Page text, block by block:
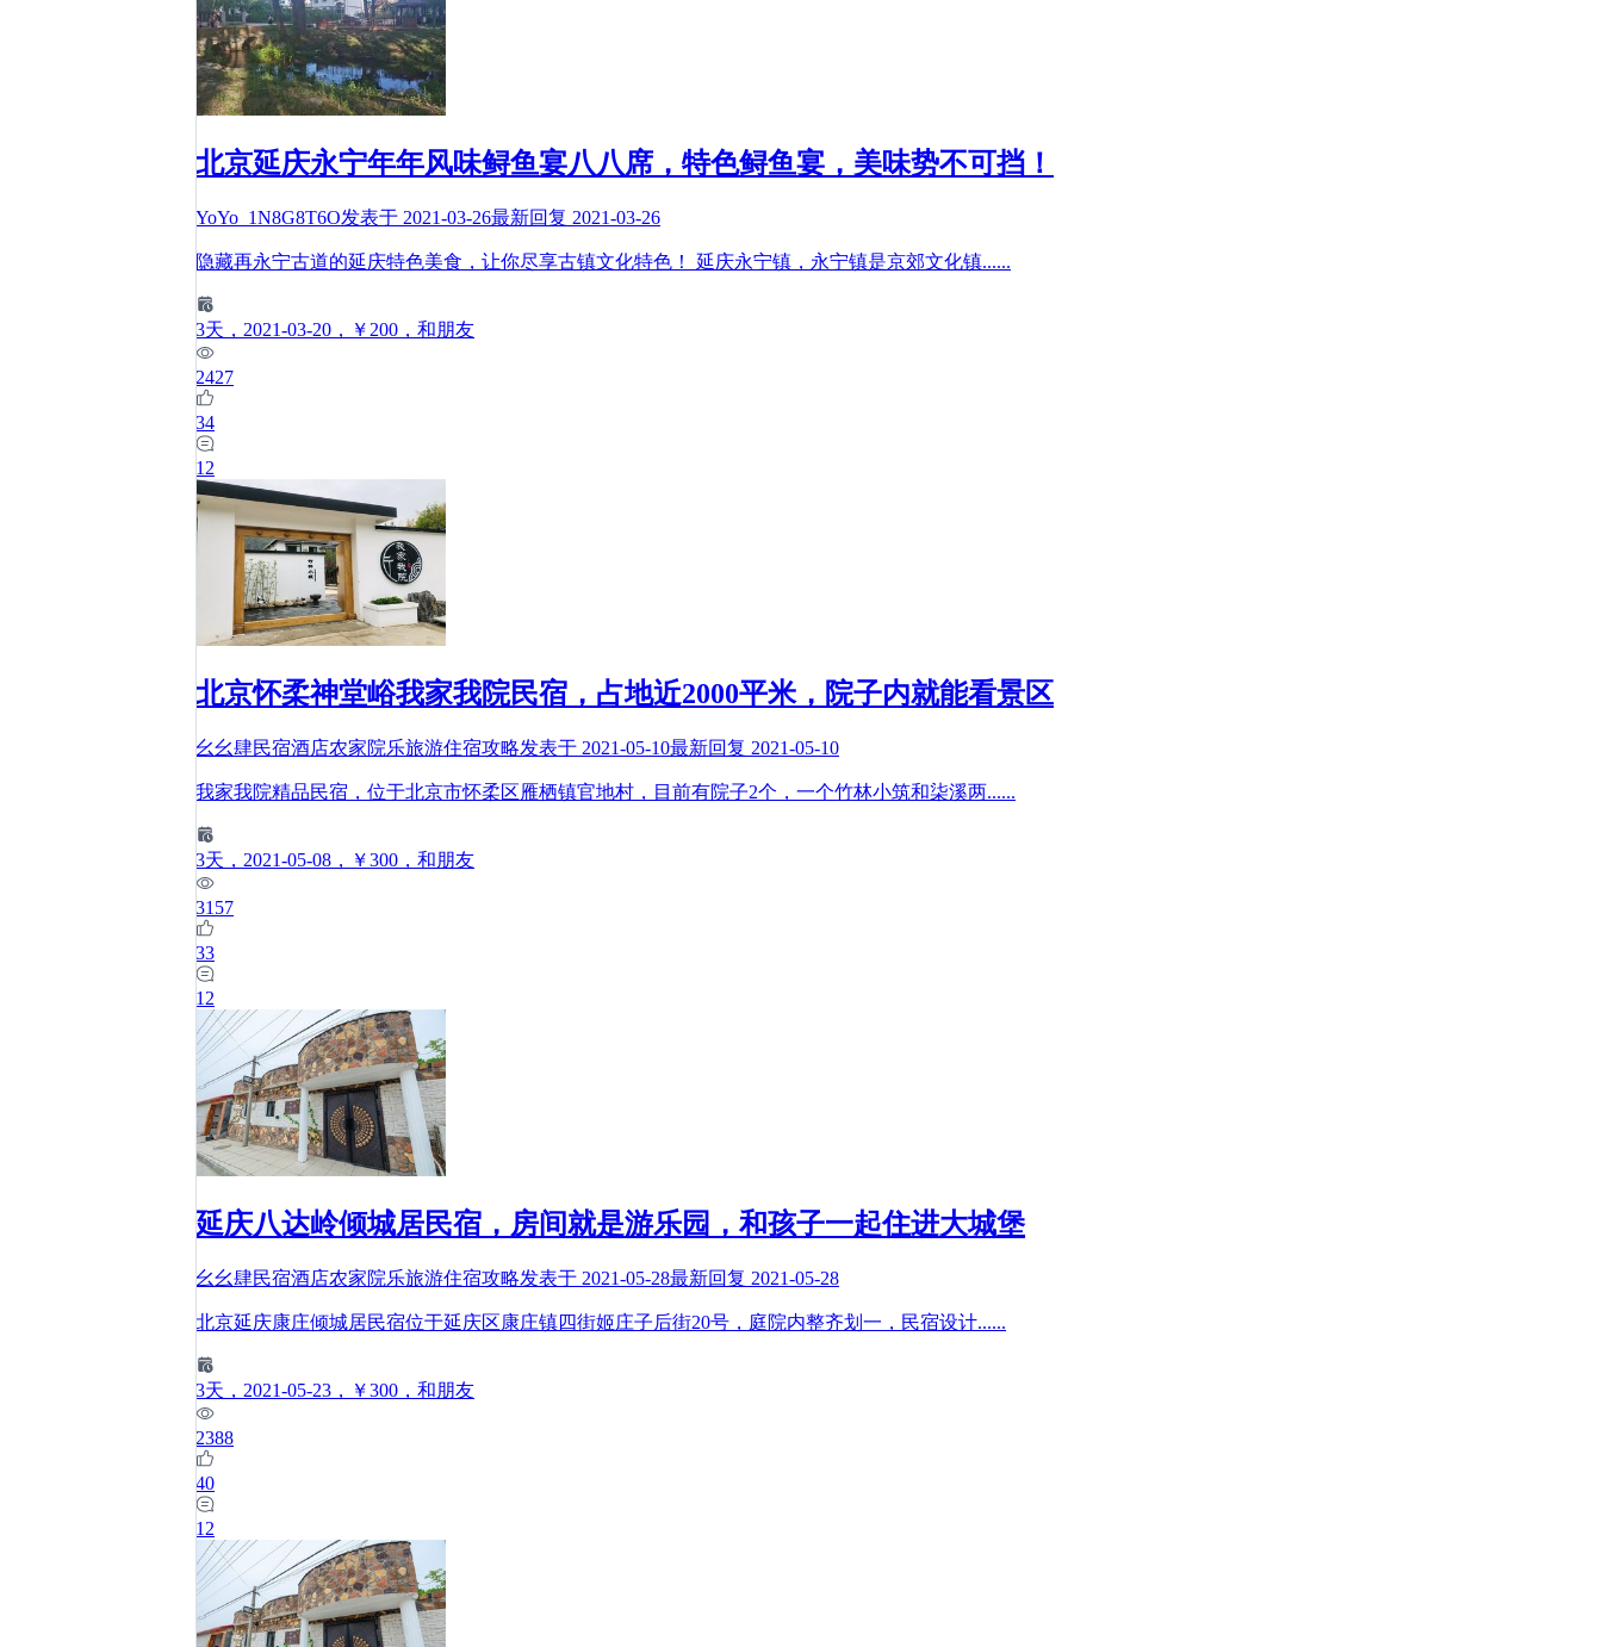
北京延庆永宁年年风味鲟鱼宴八八席，特色鲟鱼宴，美味势不可挡！
YoYo_1N8G8T6O发表于 2021-03-26最新回复 2021-03-26
隐藏再永宁古道的延庆特色美食，让你尽享古镇文化特色！ 延庆永宁镇，永宁镇是京郊文化镇......
3天 ，2021-03-20 ，￥200 ，和朋友
2427
34
12
北京怀柔神堂峪我家我院民宿，占地近2000平米，院子内就能看景区
幺幺肆民宿酒店农家院乐旅游住宿攻略发表于 2021-05-10最新回复 2021-05-10
我家我院精品民宿，位于北京市怀柔区雁栖镇官地村，目前有院子2个，一个竹林小筑和柒溪两......
3天 ，2021-05-08 ，￥300 ，和朋友
3157
33
12
延庆八达岭倾城居民宿，房间就是游乐园，和孩子一起住进大城堡
幺幺肆民宿酒店农家院乐旅游住宿攻略发表于 2021-05-28最新回复 2021-05-28
北京延庆康庄倾城居民宿位于延庆区康庄镇四街姬庄子后街20号，庭院内整齐划一，民宿设计......
3天 ，2021-05-23 ，￥300 ，和朋友
2388
40
12